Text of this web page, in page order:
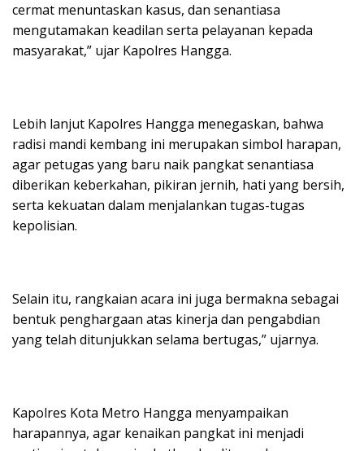
cermat menuntaskan kasus, dan senantiasa
mengutamakan keadilan serta pelayanan kepada
masyarakat,” ujar Kapolres Hangga.
Lebih lanjut Kapolres Hangga menegaskan, bahwa
radisi mandi kembang ini merupakan simbol harapan,
agar petugas yang baru naik pangkat senantiasa
diberikan keberkahan, pikiran jernih, hati yang bersih,
serta kekuatan dalam menjalankan tugas-tugas
kepolisian.
Selain itu, rangkaian acara ini juga bermakna sebagai
bentuk penghargaan atas kinerja dan pengabdian
yang telah ditunjukkan selama bertugas,” ujarnya.
Kapolres Kota Metro Hangga menyampaikan
harapannya, agar kenaikan pangkat ini menjadi